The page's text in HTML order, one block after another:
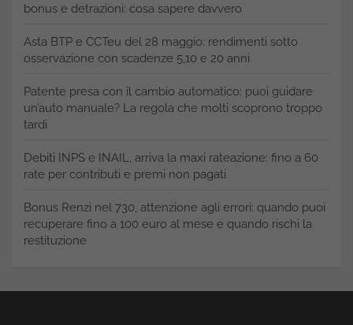
bonus e detrazioni: cosa sapere davvero
Asta BTP e CCTeu del 28 maggio: rendimenti sotto
osservazione con scadenze 5,10 e 20 anni
Patente presa con il cambio automatico: puoi guidare
un’auto manuale? La regola che molti scoprono troppo
tardi
Debiti INPS e INAIL, arriva la maxi rateazione: fino a 60
rate per contributi e premi non pagati
Bonus Renzi nel 730, attenzione agli errori: quando puoi
recuperare fino a 100 euro al mese e quando rischi la
restituzione